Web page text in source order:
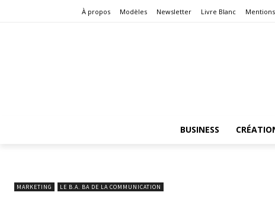
À propos Modèles Newsletter Livre Blanc
BUSINESS
MARKETING LE B.A. BA DE LA COMMUNICATION